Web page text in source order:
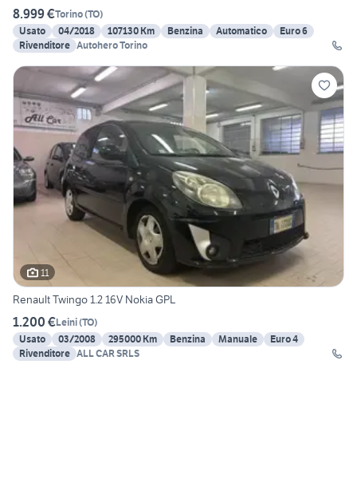
8.999 €Torino(TO)
Usato
04/2018 107130 Km Benzina Automatico
Euro 6
Rivenditore Autohero Torino
11
Renault Twingo 1.2 16V Nokia GPL
1.200 €Leini(TO)
Usato
03/2008 295000 Km Benzina Manuale
Euro 4
Rivenditore ALL CAR SRLS